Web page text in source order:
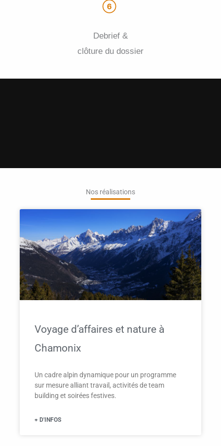
Debrief &
clôture du dossier
Nos réalisations
Voyage d’affaires et nature à
Chamonix
Un cadre alpin dynamique pour un programme
sur mesure alliant travail, activités de team
building et soirées festives.
+ D'INFOS